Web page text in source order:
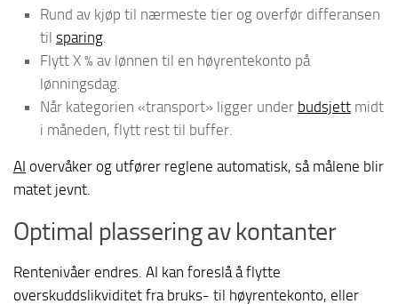
Rund av kjøp til nærmeste tier og overfør differansen
til sparing
Flytt X % av lønnen til en høyrentekonto på
lønningsdag.
Når kategorien «transport» ligger under budsjett midt
i måneden, flytt rest til buffer.
AI overvåker og utfører reglene automatisk, så målene blir
matet jevnt.
Optimal plassering av kontanter
Rentenivåer endres. AI kan foreslå å flytte
overskuddslikviditet fra bruks- til høyrentekonto, eller